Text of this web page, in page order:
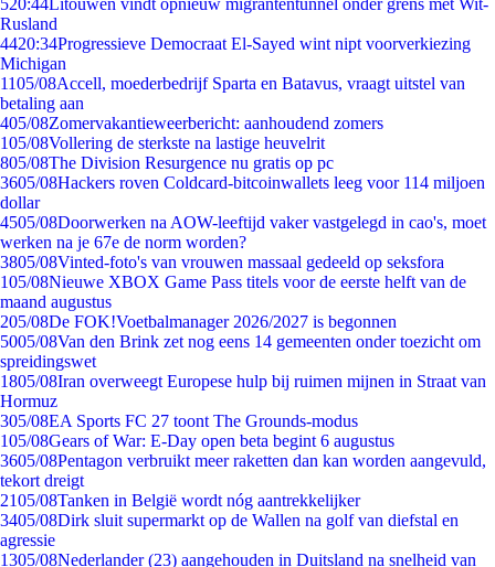
520:44Litouwen vindt opnieuw migrantentunnel onder grens met Wit-
Rusland
4420:34Progressieve Democraat El-Sayed wint nipt voorverkiezing
Michigan
1105/08Accell, moederbedrijf Sparta en Batavus, vraagt uitstel van
betaling aan
405/08Zomervakantieweerbericht: aanhoudend zomers
105/08Vollering de sterkste na lastige heuvelrit
805/08The Division Resurgence nu gratis op pc
3605/08Hackers roven Coldcard-bitcoinwallets leeg voor 114 miljoen
dollar
4505/08Doorwerken na AOW-leeftijd vaker vastgelegd in cao's, moet
werken na je 67e de norm worden?
3805/08Vinted-foto's van vrouwen massaal gedeeld op seksfora
105/08Nieuwe XBOX Game Pass titels voor de eerste helft van de
maand augustus
205/08De FOK!Voetbalmanager 2026/2027 is begonnen
5005/08Van den Brink zet nog eens 14 gemeenten onder toezicht om
spreidingswet
1805/08Iran overweegt Europese hulp bij ruimen mijnen in Straat van
Hormuz
305/08EA Sports FC 27 toont The Grounds-modus
105/08Gears of War: E-Day open beta begint 6 augustus
3605/08Pentagon verbruikt meer raketten dan kan worden aangevuld,
tekort dreigt
2105/08Tanken in België wordt nóg aantrekkelijker
3405/08Dirk sluit supermarkt op de Wallen na golf van diefstal en
agressie
1305/08Nederlander (23) aangehouden in Duitsland na snelheid van